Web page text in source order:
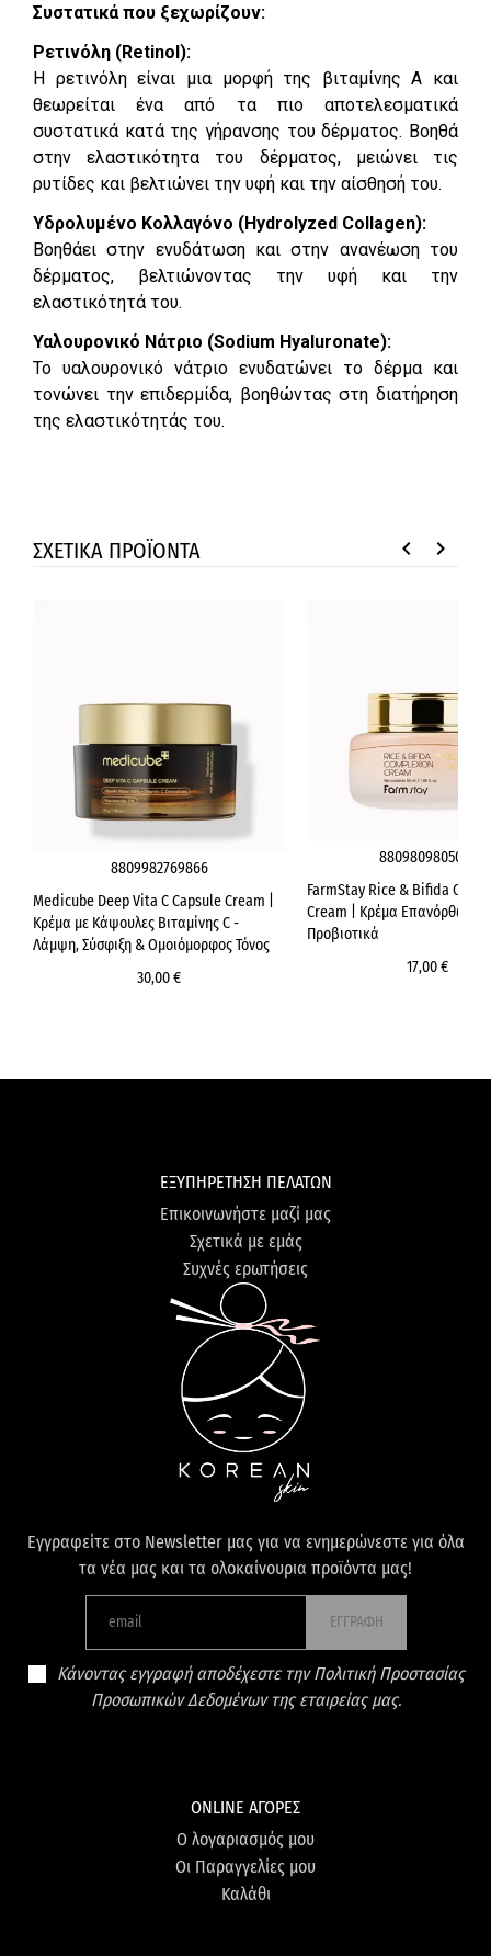
Συστατικά που ξεχωρίζουν:
Ρετινόλη (Retinol):
Η ρετινόλη είναι μια μορφή της βιταμίνης Α και
θεωρείται ένα από τα πιο αποτελεσματικά
συστατικά κατά της γήρανσης του δέρματος. Βοηθά
στην ελαστικότητα του δέρματος, μειώνει τις
ρυτίδες και βελτιώνει την υφή και την αίσθησή του.
Υδρολυμένο Κολλαγόνο (Hydrolyzed Collagen):
Βοηθάει στην ενυδάτωση και στην ανανέωση του
δέρματος, βελτιώνοντας την υφή και την
ελαστικότητά του.
Υαλουρονικό Νάτριο (Sodium Hyaluronate):
Το υαλουρονικό νάτριο ενυδατώνει το δέρμα και
τονώνει την επιδερμίδα, βοηθώντας στη διατήρηση
της ελαστικότητάς του.
ΣΧΕΤΙΚΑ ΠΡΟΪΟΝΤΑ keyboard_arrow_left keyboard_arrow_right
8809982769866
Medicube Deep Vita C Capsule Cream |
Κρέμα με Κάψουλες Βιταμίνης C -
Λάμψη, Σύσφιξη & Ομοιόμορφος Τόνος
30,00 €
8809809805029
FarmStay Rice & Bifida
Cream | Κρέμα Επανόρθωσης
Προβιοτικά
17,00 €
ΕΞΥΠΗΡΕΤΗΣΗ ΠΕΛΑΤΩΝ
Επικοινωνήστε μαζί μας
Σχετικά με εμάς
Συχνές ερωτήσεις
Εγγραφείτε στο Newsletter μας για να ενημερώνεστε για όλα
τα νέα μας και τα ολοκαίνουρια προϊόντα μας!
ΕΓΓΡΑΦΗ
Κάνοντας εγγραφή αποδέχεστε την Πολιτική Προστασίας
Προσωπικών Δεδομένων της εταιρείας μας.
ONLINE ΑΓΟΡΕΣ
Ο λογαριασμός μου
Οι Παραγγελίες μου
Καλάθι